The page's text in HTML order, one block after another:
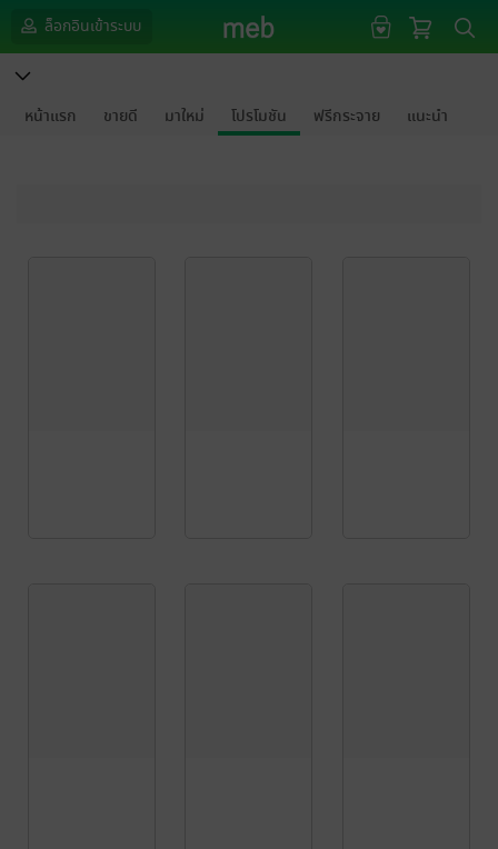
ล็อกอินเข้าระบบ
หน้าแรก ขายดี มาใหม่ โปรโมชัน ฟรีกระจาย แนะนำ